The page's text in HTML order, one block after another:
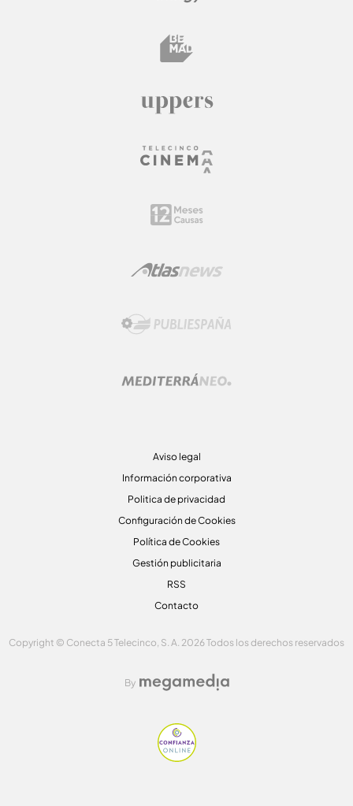
Aviso legal
Información corporativa
Politica de privacidad
Configuración de Cookies
Política de Cookies
Gestión publicitaria
RSS
Contacto
Copyright © Conecta 5 Telecinco, S. A. 2026 Todos los derechos reservados
By